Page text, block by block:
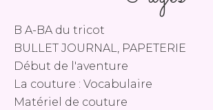
B A-BA du tricot
BULLET JOURNAL, PAPETERIE
Début de l'aventure
La couture : Vocabulaire
Matériel de couture